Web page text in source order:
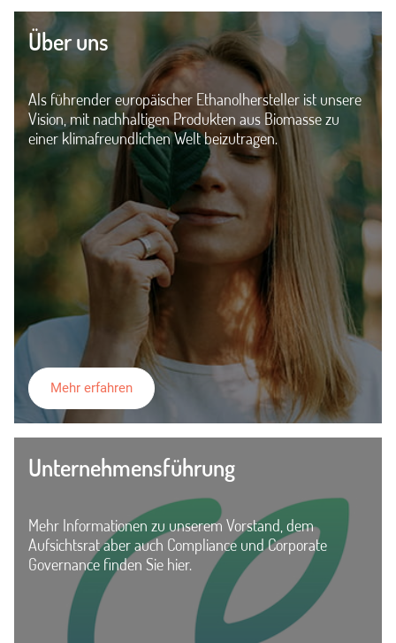
Über uns
Als führender europäischer Ethanolhersteller ist unsere
Vision, mit nachhaltigen Produkten aus Biomasse zu
einer klimafreundlichen Welt beizutragen.
Mehr erfahren
Unternehmensführung
Mehr Informationen zu unserem Vorstand, dem
Aufsichtsrat aber auch Compliance und Corporate
Governance finden Sie hier.